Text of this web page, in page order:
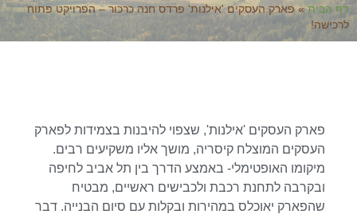
הבית»פארק העסקים 'אילנות' פרדס חנה כרכור – הפרויקט פתוח
פארק העסקים 'אילנות', שצפוי להיבנות בצמידות לפארק
העסקים המוצלח קיסריה, מושך אליו משקיעים רבים.
מיקומו האופטימלי- באמצע הדרך בין תל אביב לחיפה
ובקרבה לתחנת רכבת ולכבישים ראשיים, מבטיח
שהפארק יאוכלס במהירות ובקלות עם סיום הבנייה. דבר